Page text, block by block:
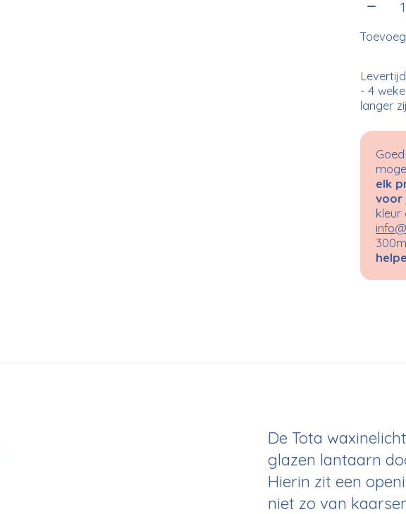
- 4
langer
elk
voor
kleur
De Tota
glazen lantaarn
Hierin zit een
niet zo van